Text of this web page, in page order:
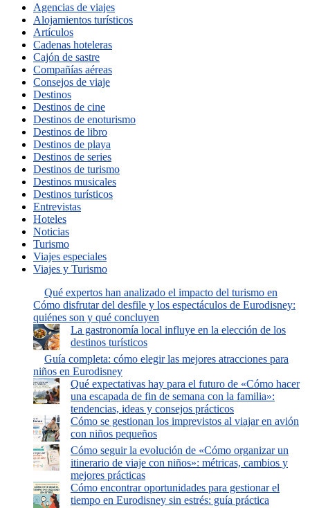
Agencias de viajes
Alojamientos turísticos
Artículos
Cadenas hoteleras
Cajón de sastre
Compañías aéreas
Consejos de viaje
Destinos
Destinos de cine
Destinos de enoturismo
Destinos de libro
Destinos de playa
Destinos de series
Destinos de turismo
Destinos musicales
Destinos turísticos
Entrevistas
Hoteles
Noticias
Turismo
Viajes especiales
Viajes y Turismo
Qué expertos han analizado el impacto del turismo en
Cómo disfrutar del desfile y los espectáculos de Eurodisney:
quiénes son y qué concluyen
La gastronomía local influye en la elección de los
destinos turísticos
Guía completa: cómo elegir las mejores atracciones para
niños en Eurodisney
Qué expectativas hay para el futuro de «Cómo hacer
una escapada de fin de semana con la familia»:
tendencias, ideas y consejos prácticos
Cómo se gestionan los imprevistos al viajar en avión
con niños pequeños
Cómo seguir la evolución de «Cómo organizar un
itinerario de viaje con niños»: métricas, cambios y
mejores prácticas
Cómo encontrar oportunidades para gestionar el
tiempo en Eurodisney sin estrés: guía práctica